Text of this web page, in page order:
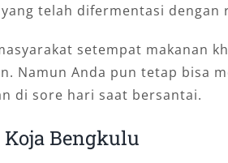
telah difermentasi dengan
setempat makanan
Namun Anda pun tetap bisa
di sore hari saat bersantai.
Koja Bengkulu